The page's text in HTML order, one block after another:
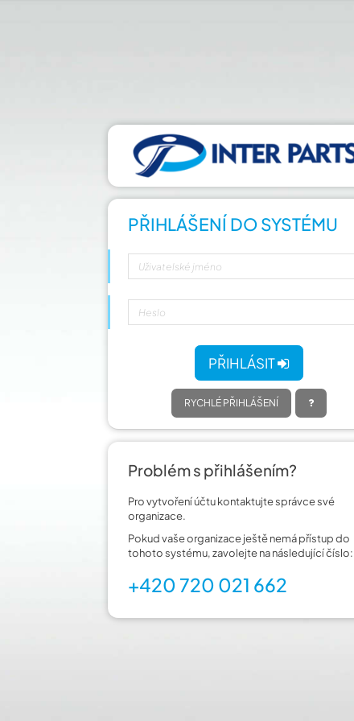
PŘIHLÁŠENÍ DO SYSTÉMU
PŘIHLÁSIT
RYCHLÉ PŘIHLÁŠENÍ
Problém s přihlášením?
Pro vytvoření účtu kontaktujte správce své
organizace.
Pokud vaše organizace ještě nemá přístup do
tohoto systému, zavolejte na následující číslo:
+420 720 021 662